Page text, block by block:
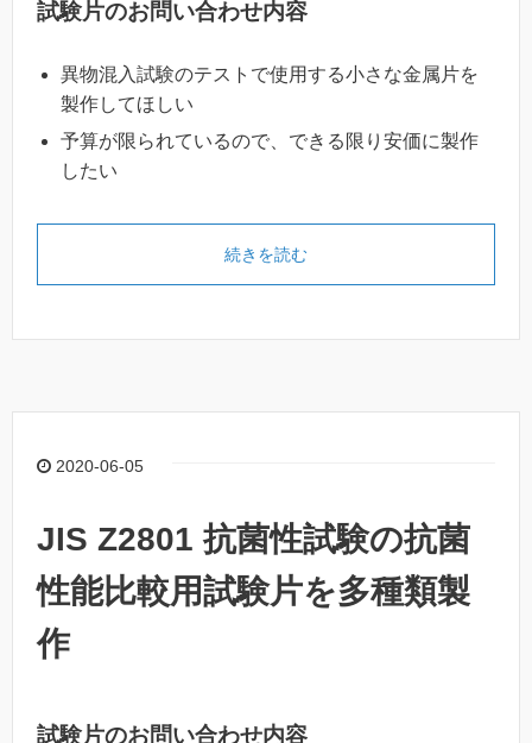
試験片のお問い合わせ内容
異物混入試験のテストで使用する小さな金属片を
製作してほしい
予算が限られているので、できる限り安価に製作
したい
続きを読む
2020-06-05
JIS Z2801 抗菌性試験の抗菌
性能比較用試験片を多種類製
作
試験片のお問い合わせ内容